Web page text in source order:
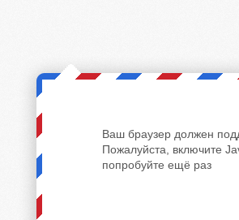
Ваш браузер должен
Пожалуйста, включите
попробуйте ещё раз